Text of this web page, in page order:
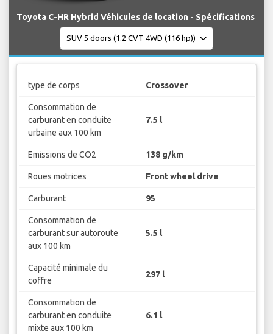
Toyota C-HR Hybrid Véhicules de location - Spécifications
type de corps Crossover
Consommation de
carburant en conduite
urbaine aux 100 km
7.5 l
Emissions de CO2 138 g/km
Roues motrices Front wheel drive
Carburant 95
Consommation de
carburant sur autoroute
aux 100 km
5.5 l
Capacité minimale du
coffre
297 l
Consommation de
carburant en conduite
mixte aux 100 km
6.1 l